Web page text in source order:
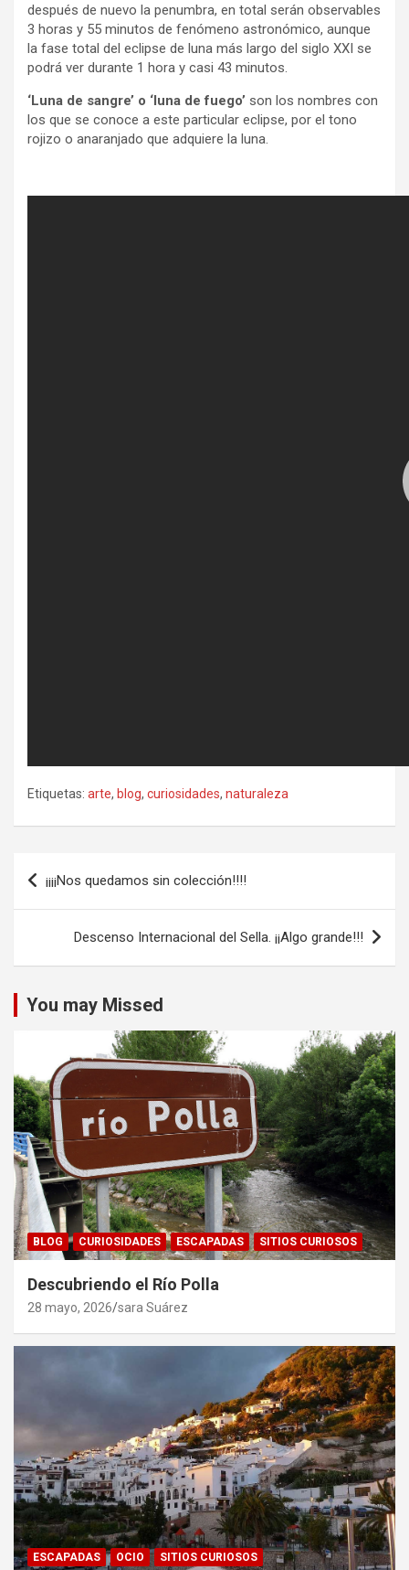
después de nuevo la penumbra, en total serán observables
3 horas y 55 minutos de fenómeno astronómico, aunque
la fase total del eclipse de luna más largo del siglo XXI se
podrá ver durante 1 hora y casi 43 minutos.
‘Luna de sangre’ o ‘luna de fuego’ son los nombres con
los que se conoce a este particular eclipse, por el tono
rojizo o anaranjado que adquiere la luna.
Etiquetas: arte, blog, curiosidades, naturaleza
Navegación
de
entradas
¡¡¡¡Nos quedamos sin colección!!!!
Descenso Internacional del Sella. ¡¡Algo grande!!!
You may Missed
BLOG CURIOSIDADES ESCAPADAS SITIOS CURIOSOS
Descubriendo el Río Polla
28 mayo, 2026 sara Suárez
ESCAPADAS OCIO SITIOS CURIOSOS